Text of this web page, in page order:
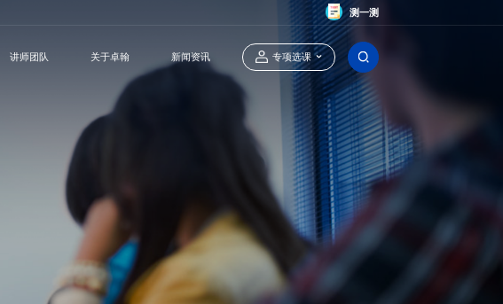
测一测
讲师团队 关于卓翰 新闻资讯 专项选课
卓翰官方智能体
定制内训课程
业绩增长陪跑
能源行业专项课程